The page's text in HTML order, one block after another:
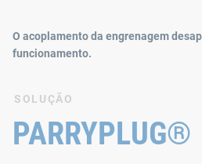
O acoplamento da engrenagem
funcionamento.
SOLUÇÃO
PARRYPLUG®